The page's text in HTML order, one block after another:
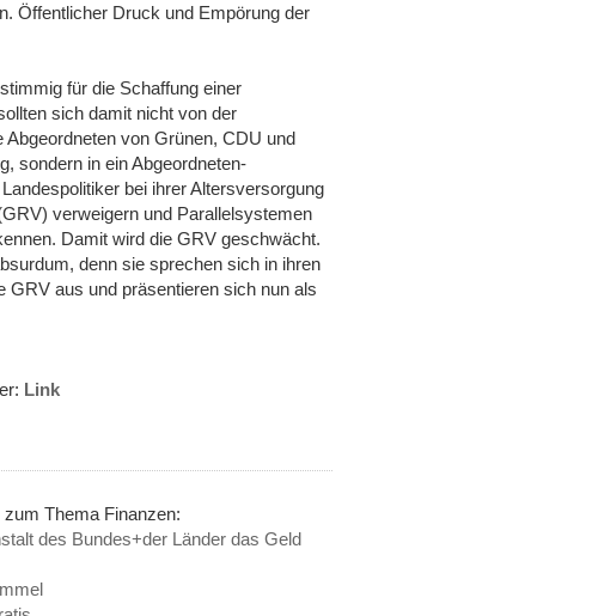
Öffentlicher Druck und Empörung der
für die Schaffung einer
sich damit nicht von der
von Grünen, CDU und
sondern in ein Abgeordneten-
bei ihrer Altersversorgung
verweigern und Parallelsystemen
Damit wird die GRV geschwächt.
denn sie sprechen sich in ihren
GRV aus und präsentieren sich nun als
Link
Thema Finanzen:
des Bundes+der Länder das Geld